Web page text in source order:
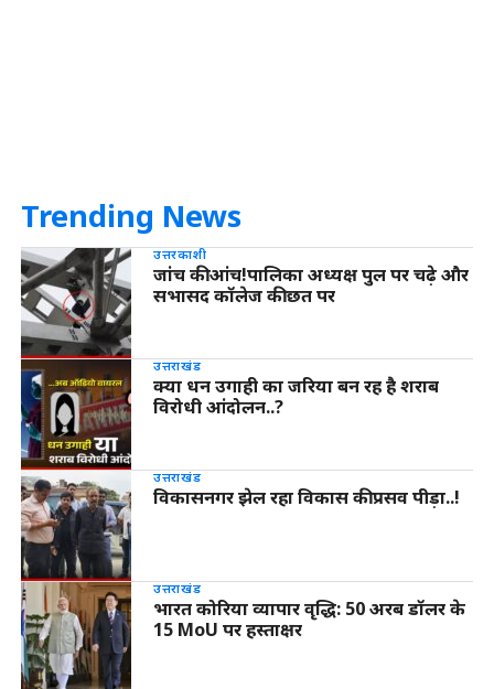
Trending News
उत्तरकाशी
जांच की आंच!पालिका अध्यक्ष पुल पर चढ़े और
सभासद कॉलेज की छत पर
उत्तराखंड
क्या धन उगाही का जरिया बन रह है शराब
विरोधी आंदोलन..?
उत्तराखंड
विकासनगर झेल रहा विकास की प्रसव पीड़ा..!
उत्तराखंड
भारत कोरिया व्यापार वृद्धि: 50 अरब डॉलर के
15 MoU पर हस्ताक्षर